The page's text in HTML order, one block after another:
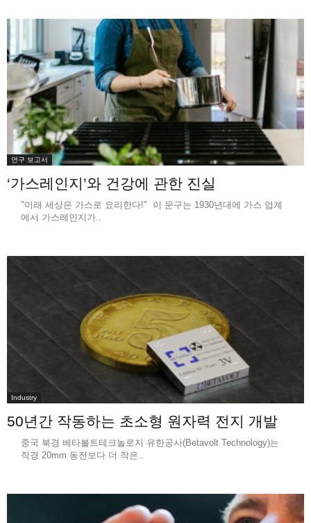
연구 보고서
‘가스레인지’와 건강에 관한 진실
"미래 세상은 가스로 요리한다!" 이 문구는 1930년대에 가스 업계
에서 가스레인지가..
Industry
50년간 작동하는 초소형 원자력 전지 개발
중국 북경 베타볼트테크놀로지 유한공사(Betavolt Technology)는
직경 20mm 동전보다 더 작은..